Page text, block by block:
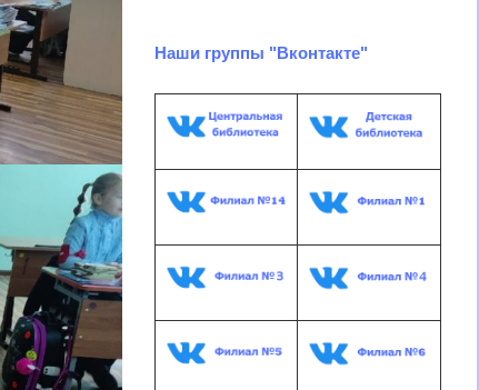
Наши группы "Вконтакте"